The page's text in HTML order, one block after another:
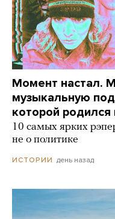
Момент настал.
музыкальную
которой
10 самых ярких
не о политике
ИСТОРИИ день назад